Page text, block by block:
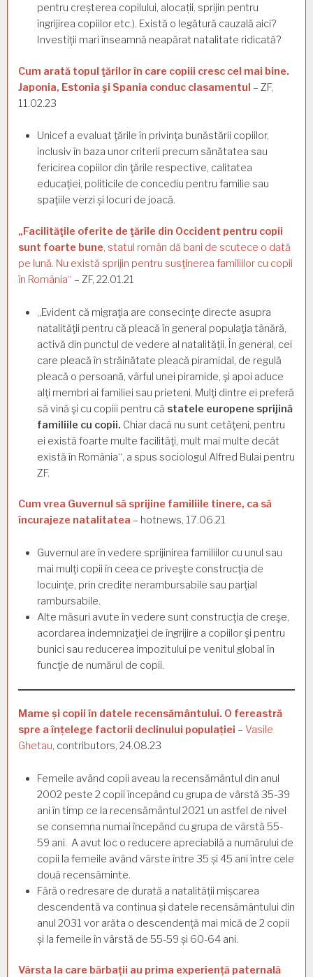
pentru creșterea copilului, alocații, sprijin pentru
îngrijirea copiilor etc.). Există o legătură cauzală aici?
Investiții mari înseamnă neapărat natalitate ridicată?
Cum arată topul ţărilor în care copiii cresc cel mai bine.
Japonia, Estonia şi Spania conduc clasamentul – ZF,
11.02.23
Unicef a evaluat ţările în privinţa bunăstării copiilor,
inclusiv în baza unor criterii precum sănătatea sau
fericirea copiilor din ţările respective, calitatea
educaţiei, politicile de concediu pentru familie sau
spaţiile verzi și locuri de joacă.
„Facilităţile oferite de ţările din Occident pentru copii
sunt foarte bune, statul român dă bani de scutece o dată
pe lună. Nu există sprijin pentru susţinerea familiilor cu copii
în România“ – ZF, 22.01.21
„Evident că migraţia are consecinţe directe asupra
natalităţii pentru că pleacă în ge­neral populaţia tânără,
activă din punctul de vedere al natalităţii. În general, cei
care pleacă în străinătate pleacă piramidal, de regulă
pleacă o persoană, vârful unei piramide, şi apoi aduce
alţi membri ai familiei sau prieteni. Mulţi dintre ei preferă
să vină şi cu copiii pentru că statele europene sprijină
familiile cu copii. Chiar dacă nu sunt cetăţeni, pentru
ei există foarte multe facilităţi, mult mai multe decât
există în Româ­nia“, a spus sociologul Alfred Bulai pentru
ZF.
Cum vrea Guvernul să sprijine familiile tinere, ca să
încurajeze natalitatea – hotnews, 17.06.21
Guvernul are în vedere sprijinirea familiilor cu unul sau
mai mulţi copii în ceea ce priveşte construcţia de
locuinţe, prin credite nerambursabile sau parţial
rambursabile.
Alte măsuri avute în vedere sunt construcţia de creşe,
acordarea indemnizaţiei de îngrijire a copiilor şi pentru
bunici sau reducerea impozitului pe venitul global în
funcţie de numărul de copii.
Mame și copii în datele recensământului. O fereastră
spre a înțelege factorii declinului populației – Vasile
Ghetau, contributors, 24.08.23
Femeile având copii aveau la recensământul din anul
2002 peste 2 copii începând cu grupa de vârstă 35-39
ani în timp ce la recensământul 2021 un astfel de nivel
se consemna numai începând cu grupa de vârstă 55-
59 ani. A avut loc o reducere apreciabilă a numărului de
copii la femeile având vârste între 35 și 45 ani între cele
două recensăminte.
Fără o redresare de durată a natalității mișcarea
descendentă va continua și datele recensământului din
anul 2031 vor arăta o descendență mai mică de 2 copii
și la femeile în vârstă de 55-59 și 60-64 ani.
Vârsta la care bărbații au prima experiență paternală